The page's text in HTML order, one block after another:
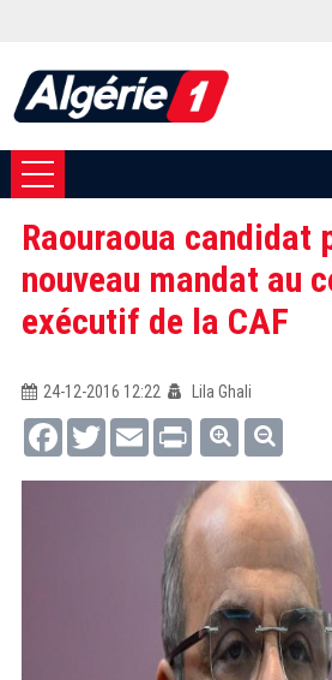
Raouraoua candidat
nouveau mandat au
exécutif de la CAF
24-12-2016 12:22
Lila Ghali
FacebookTwitterEmail Print